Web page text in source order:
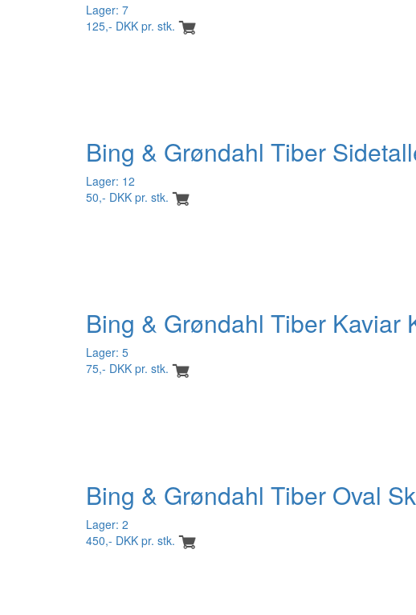
Lager: 7
125,- DKK pr. stk.
Bing & Grøndahl Tiber
Lager: 12
50,- DKK pr. stk.
Bing & Grøndahl Tiber Kaviar
Lager: 5
75,- DKK pr. stk.
Bing & Grøndahl Tiber Oval
Lager: 2
450,- DKK pr. stk.